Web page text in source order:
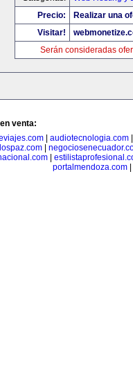
Precio:
Realizar una
Visitar!
Serán consideradas
venta:
| audiotecnologia.com
|
|
portalmendoza.com